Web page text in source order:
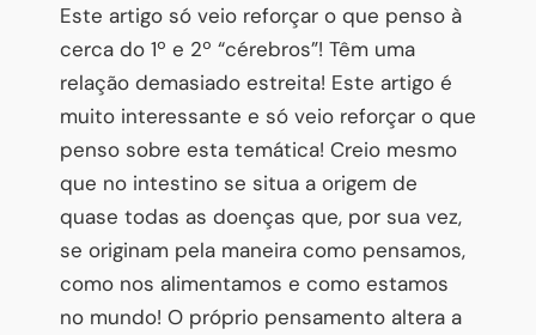
Este artigo só veio reforçar o que penso à
cerca do 1º e 2º “cérebros”! Têm uma
relação demasiado estreita! Este artigo é
muito interessante e só veio reforçar o que
penso sobre esta temática! Creio mesmo
que no intestino se situa a origem de
quase todas as doenças que, por sua vez,
se originam pela maneira como pensamos,
como nos alimentamos e como estamos
no mundo! O próprio pensamento altera a